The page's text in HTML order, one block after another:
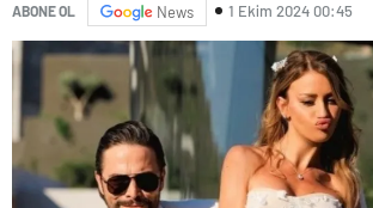
ABONE OL News 1 Ekim 2024 00:45